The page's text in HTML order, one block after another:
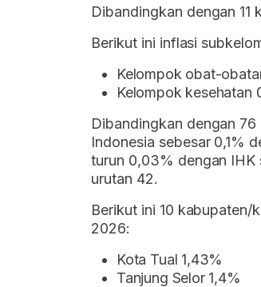
Dibandingkan dengan
Berikut ini inflasi
Kelompok obat-
Kelompok kesehatan
Dibandingkan dengan
Indonesia sebesar 0,1%
turun 0,03% dengan IHK
urutan 42.
Berikut ini 10
2026:
Kota Tual 1,43%
Tanjung Selor 1,4%